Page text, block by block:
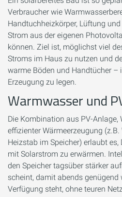
Verbraucher wie
Handtuchheizkörper, Lüftung
Strom aus der eigenen
können. Ziel ist, möglichst viel
Stroms im Haus zu nutzen und
warme Böden und Handtücher –
Erzeugung zu legen.
Warmwasser und
Die Kombination aus PV-Anlage,
effizienter Wärmeerzeugung
Heizstab im Speicher) erlaubt
mit Solarstrom zu erwärmen.
den Speicher tagsüber stärker
scheint, damit abends genügend
Verfügung steht, ohne teuren